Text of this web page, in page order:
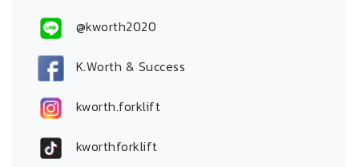
@kworth2020
K.Worth & Success
kworth.forklift
kworthforklift